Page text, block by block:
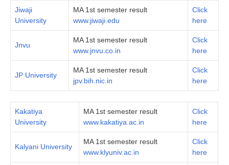
Jiwaji
University
MA 1st semester result
www.jiwaji.edu
Click
here
Jnvu
MA 1st semester result
www.jnvu.co.in
Click
here
JP University
MA 1st semester result
jpv.bih.nic.in
Click
here
Kakatiya
University
MA 1st semester result
www.kakatiya.ac.in
Click
here
Kalyani University
MA 1st semester result
www.klyuniv.ac.in
Click
here